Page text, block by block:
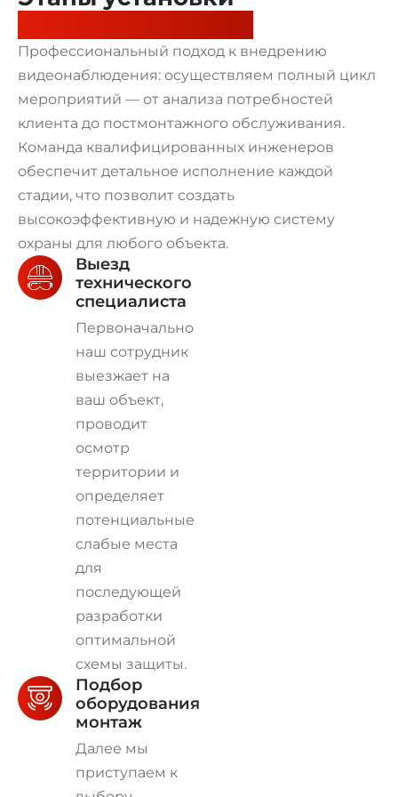
Профессиональный подход к внедрению
видеонаблюдения: осуществляем полный цикл
мероприятий — от анализа потребностей
клиента до постмонтажного обслуживания.
Команда квалифицированных инженеров
обеспечит детальное исполнение каждой
стадии, что позволит создать
высокоэффективную и надежную систему
охраны для любого объекта.
Выезд
технического
специалиста
Первоначально
наш сотрудник
выезжает на
ваш объект,
проводит
осмотр
территории и
определяет
потенциальные
слабые места
для
последующей
разработки
оптимальной
схемы защиты.
Подбор
оборудования и
монтаж
Далее мы
приступаем к